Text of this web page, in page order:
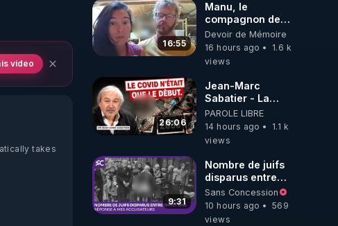
video
takes
16:55
Manu, le
compagnon de
Kyria, raconte sa
garde à vue
musclée.
Devoir de Mémoire
16 hours ago
1.6 k
views
26:06
Jean-Marc
Sabatier - La
Covid-19 n'a été
que le début -
L'ARNm &
où auront-t-il ?
PAROLE LIBRE
14 hours ago
1.1 k
views
9:31
Nombre de juifs
disparus entre
1941 et 1945
(Réponse à mes
accusateurs)
Sans Concession
10 hours ago
569
views